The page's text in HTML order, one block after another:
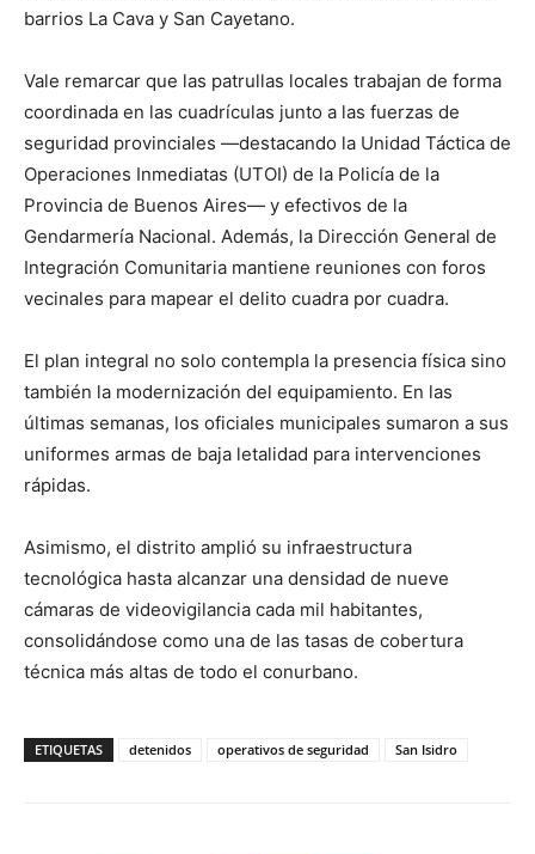
barrios La Cava y San Cayetano.
Vale remarcar que las patrullas locales trabajan de forma
coordinada en las cuadrículas junto a las fuerzas de
seguridad provinciales —destacando la Unidad Táctica de
Operaciones Inmediatas (UTOI) de la Policía de la
Provincia de Buenos Aires— y efectivos de la
Gendarmería Nacional. Además, la Dirección General de
Integración Comunitaria mantiene reuniones con foros
vecinales para mapear el delito cuadra por cuadra.
El plan integral no solo contempla la presencia física sino
también la modernización del equipamiento. En las
últimas semanas, los oficiales municipales sumaron a sus
uniformes armas de baja letalidad para intervenciones
rápidas.
Asimismo, el distrito amplió su infraestructura
tecnológica hasta alcanzar una densidad de nueve
cámaras de videovigilancia cada mil habitantes,
consolidándose como una de las tasas de cobertura
técnica más altas de todo el conurbano.
ETIQUETAS detenidos operativos de seguridad San Isidro